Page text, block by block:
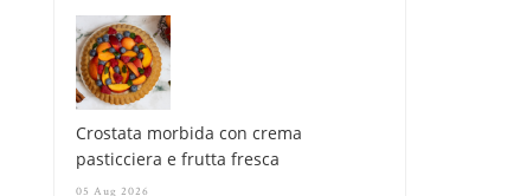
Crostata morbida con crema
pasticciera e frutta fresca
05 Aug 2026